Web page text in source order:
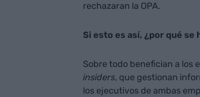
rechazaran la OPA.
Si esto es así, ¿por qué
Sobre todo benefician a los
insiders, que gestionan
los ejecutivos de ambas